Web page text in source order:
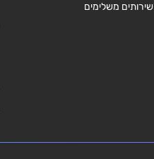
שירותים משלימים